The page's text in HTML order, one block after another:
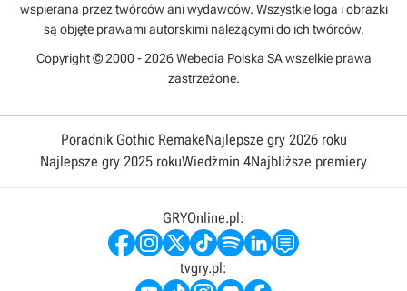
wspierana przez twórców ani wydawców. Wszystkie loga i obrazki
są objęte prawami autorskimi należącymi do ich twórców.
Copyright © 2000 - 2026 Webedia Polska SA wszelkie prawa
zastrzeżone.
Poradnik Gothic RemakeNajlepsze gry 2026 roku
Najlepsze gry 2025 rokuWiedźmin 4Najbliższe premiery
GRYOnline.pl:
tvgry.pl: